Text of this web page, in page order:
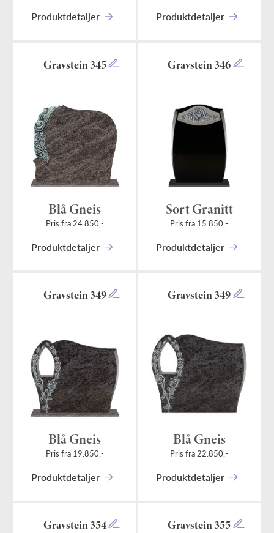
Produktdetaljer Produktdetaljer
Gravstein 345
Blå Gneis
Pris fra 24.850,-
Produktdetaljer
Gravstein 346
Sort Granitt
Pris fra 15.850,-
Produktdetaljer
Gravstein 349
Blå Gneis
Pris fra 19.850,-
Produktdetaljer
Gravstein 349
Blå Gneis
Pris fra 22.850,-
Produktdetaljer
Gravstein 354 Gravstein 355